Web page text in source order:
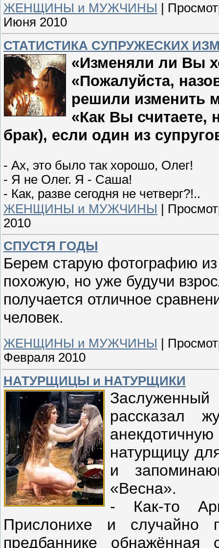
ЖЕНЩИНЫ и МУЖЧИНЫ
Июня 2010
СТАТИСТИКА СУПРУЖЕСКИХ
«Изменяли ли Вы
«Пожалуйста,
решили изменить
«Как Вы считаете,
брак), если один из
- Ах, это было так хорошо, Олег!
- Я не Олег. Я - Саша!
- Как, разве сегодня не четверг?!..
ЖЕНЩИНЫ и МУЖЧИНЫ |
2010
СПУСТЯ ГОДЫ
Берем старую фотографию
похожую, но уже будучи
получается отличное
человек.
ЖЕНЩИНЫ и МУЖЧИНЫ
Февраля 2010
НАТУРЩИЦЫ и НАТУРЩИКИ
рассказал
натурщицу
и
«Весна».
- Как-то
Прислонихе и случайно
предбаннике обнажённая